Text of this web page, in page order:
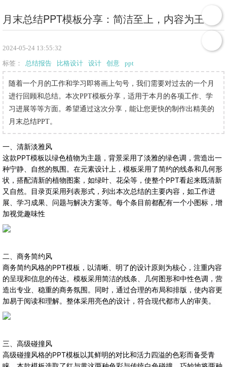
月末总结PPT模板分享：简洁至上，内容为王
2024-05-24 13:55:32
标签： 总结报告 比格设计 设计 创意 ppt
随着一个月的工作和学习即将画上句号，我们需要对过去的一个月
进行回顾和总结。本次PPT模板分享，适用于本月的各项工作、学
习进展等等方面。希望通过这次分享，能让您更快的制作出精美的
月末总结PPT。
一、清新淡雅风
这款PPT模板以绿色植物为主题，背景采用了淡雅的绿色调，营造出一
种宁静、自然的氛围。在元素设计上，模板采用了简约的线条和几何形
状，搭配清新的植物图案，如绿叶、花朵等，使整个PPT看起来既清新
又自然。
目录页采用列表形式，列出本次总结的主要内容，如工作进
展、学习成果、问题与解决方案等。每个条目前都配有一个小图标，增
加视觉趣味性
二、商务简约风
商务简约风格的PPT模板，以清晰、明了的设计原则为核心，注重内容
的呈现和信息的传达。模板采用简洁的线条、几何图形和中性色调，营
造出专业、稳重的商务氛围。同时，通过合理的布局和排版，使内容更
加易于阅读和理解。整体采用亮色的设计，符合现代都市人的审美。
三、高级碰撞风
高级碰撞风格的PPT模板以其鲜明的对比和活力四溢的色彩而备受青